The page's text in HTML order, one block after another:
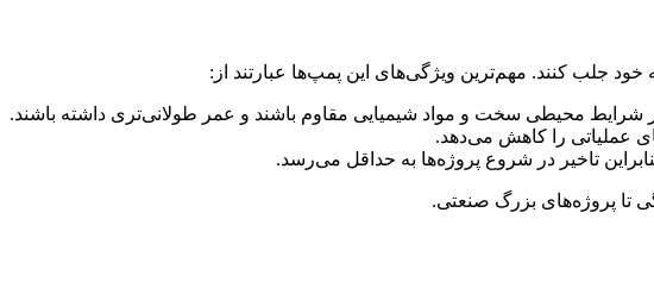
محیطی سخت و مواد شیمیایی مقاوم باشند و عمر طولانی‌تری داشته باشند.
تاخیر در شروع پروژه‌ها به حداقل می‌رسد.